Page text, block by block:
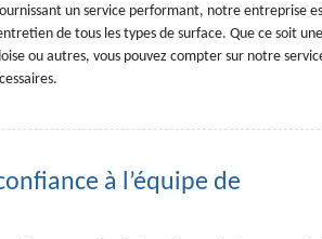
un service performant, notre entreprise
de tous les types de surface. Que ce soit une
ou autres, vous pouvez compter sur notre
à l’équipe de